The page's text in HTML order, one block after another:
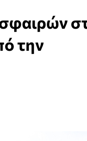
την